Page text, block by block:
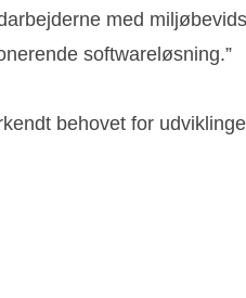
med
softwareløsning.”
behovet for